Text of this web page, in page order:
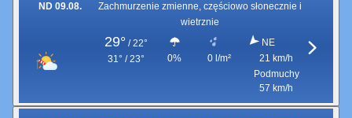
ND 09.08.
Zachmurzenie zmienne, częściowo słonecznie i
wietrznie
29° / 22°
31° / 23°
0% 0 l/m²
NE
21 km/h
Podmuchy
57 km/h